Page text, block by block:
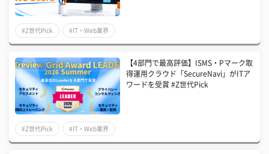
#Z世代Pick #IT・Web業界
【4部門で最高評価】ISMS・Pマーク取
得運用クラウド「SecureNavi」がITア
ワードを受賞 #Z世代Pick
#Z世代Pick #IT・Web業界